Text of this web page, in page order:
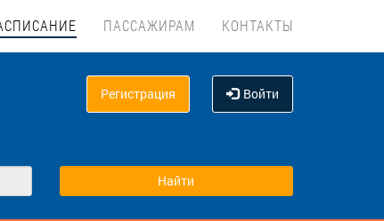
ПАССАЖИРАМ КОНТАКТЫ
Регистрация Войти